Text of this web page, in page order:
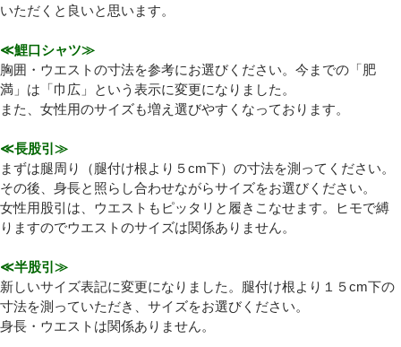
いただくと良いと思います。
≪鯉口シャツ≫
胸囲・ウエストの寸法を参考にお選びください。今までの「肥
満」は「巾広」という表示に変更になりました。
また、女性用のサイズも増え選びやすくなっております。
≪長股引≫
まずは腿周り（腿付け根より５cm下）の寸法を測ってください。
その後、身長と照らし合わせながらサイズをお選びください。
女性用股引は、ウエストもピッタリと履きこなせます。ヒモで縛
りますのでウエストのサイズは関係ありません。
≪半股引≫
新しいサイズ表記に変更になりました。腿付け根より１５cm下の
寸法を測っていただき、サイズをお選びください。
身長・ウエストは関係ありません。